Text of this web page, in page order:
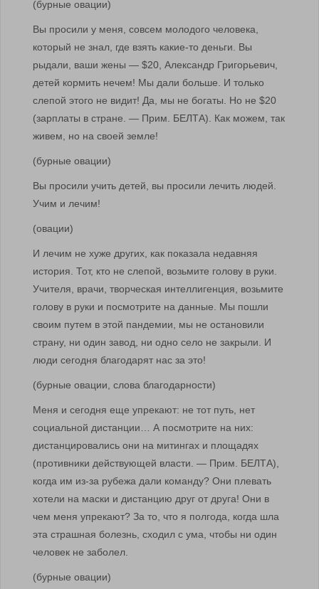
(бурные овации)
Вы просили у меня, совсем молодого человека,
который не знал, где взять какие-то деньги. Вы
рыдали, ваши жены — $20, Александр Григорьевич,
детей кормить нечем! Мы дали больше. И только
слепой этого не видит! Да, мы не богаты. Но не $20
(зарплаты в стране. — Прим. БЕЛТА). Как можем, так
живем, но на своей земле!
(бурные овации)
Вы просили учить детей, вы просили лечить людей.
Учим и лечим!
(овации)
И лечим не хуже других, как показала недавняя
история. Тот, кто не слепой, возьмите голову в руки.
Учителя, врачи, творческая интеллигенция, возьмите
голову в руки и посмотрите на данные. Мы пошли
своим путем в этой пандемии, мы не остановили
страну, ни один завод, ни одно село не закрыли. И
люди сегодня благодарят нас за это!
(бурные овации, слова благодарности)
Меня и сегодня еще упрекают: не тот путь, нет
социальной дистанции… А посмотрите на них:
дистанцировались они на митингах и площадях
(противники действующей власти. — Прим. БЕЛТА),
когда им из-за рубежа дали команду? Они плевать
хотели на маски и дистанцию друг от друга! Они в
чем меня упрекают? За то, что я полгода, когда шла
эта страшная болезнь, сходил с ума, чтобы ни один
человек не заболел.
(бурные овации)